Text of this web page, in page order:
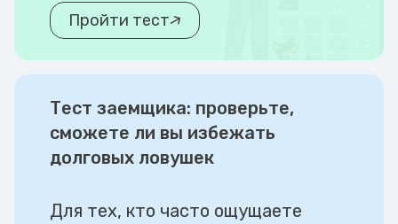
Пройти тест
Тест заемщика: проверьте,
сможете ли вы избежать
долговых ловушек
Для тех, кто часто ощущаете